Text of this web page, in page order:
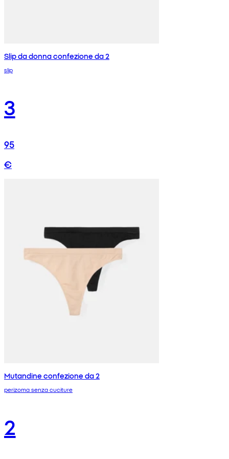
Slip da donna confezione da 2
slip
3
95
€
Mutandine confezione da 2
perizoma senza cuciture
2